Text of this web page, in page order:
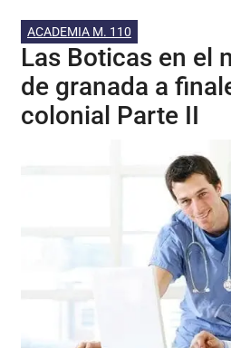
ACADEMIA M. 110
Las Boticas en el
de granada a
colonial Parte II